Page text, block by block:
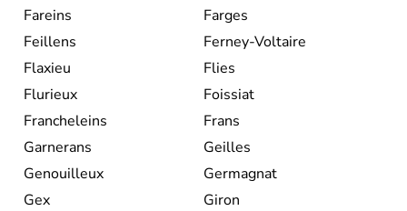
Fareins
Farges
Feillens
Ferney-Voltaire
Flaxieu
Flies
Flurieux
Foissiat
Francheleins
Frans
Garnerans
Geilles
Genouilleux
Germagnat
Gex
Giron